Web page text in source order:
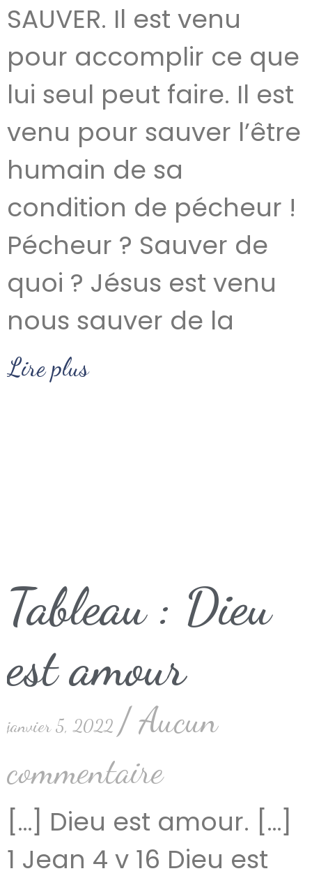
SAUVER. Il est venu
pour accomplir ce que
lui seul peut faire. Il est
venu pour sauver l’être
humain de sa
condition de pécheur !
Pécheur ? Sauver de
quoi ? Jésus est venu
nous sauver de la
Lire plus
Tableau : Dieu
est amour
janvier 5, 2022
Aucun
commentaire
[…] Dieu est amour. […]
1 Jean 4 v 16 Dieu est